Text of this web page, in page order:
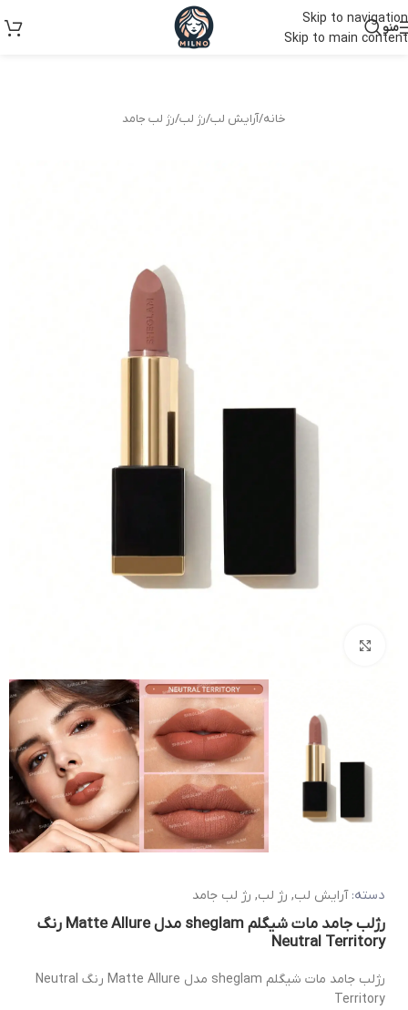
Skip to navigation
Skip to main content
منو
خانه/آرایش لب/رژ لب/رژ لب جامد
دسته: آرایش لب, رژ لب, رژ لب جامد
رژلب جامد مات شیگلم sheglam مدل Matte Allure رنگ
Neutral Territory
رژلب جامد مات شیگلم sheglam مدل Matte Allure رنگ Neutral
Territory